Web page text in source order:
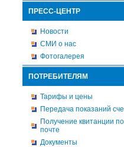
ПРЕСС-ЦЕНТР
Новости
СМИ о нас
Фотогалерея
ПОТРЕБИТЕЛЯМ
Тарифы и цены
Передача показаний
Получение квитанции
почте
Документы